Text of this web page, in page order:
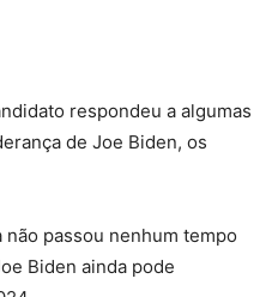
respondeu a algumas
de Joe Biden, os
passou nenhum tempo
Biden ainda pode